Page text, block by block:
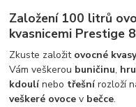
Založení 100 litrů
kvasnicemi Prestige
Zkuste založit ovocné
Vám veškerou buničinu,
kdoulínebo třešnírozloží
veškeré ovoce v bečce.